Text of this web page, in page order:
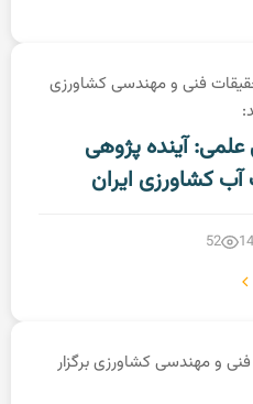
فنی و مهندسی کشاورزی
آینده پژوهی
کشاورزی ایران
52
و مهندسی کشاورزی برگزار